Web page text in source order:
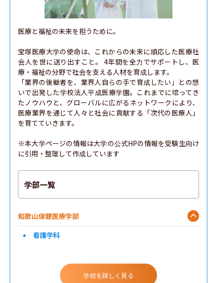
医療と福祉の未来を担うために。
宝塚医療大学の使命は、これからの未来に順応した医療社
会人を世に送り出すこと。 4年間を全力でサポートし、医
療・福祉の分野で社会を支える人材を育成します。
「業界の後継者を、業界人自らの手で育成したい」との想
いで出発した学校法人平成医療学園。これまでに培ってき
たノウハウと、グローバルに広がるネットワークにより、
医療業界を通じて人々と社会に貢献する「次代の医療人」
を育てていきます。
※本大学ページの情報は大学の公式HPの情報を受験生向け
に引用・整理して作成しています
学部一覧
和歌山保健医療学部
看護学科
学校を詳しく見る